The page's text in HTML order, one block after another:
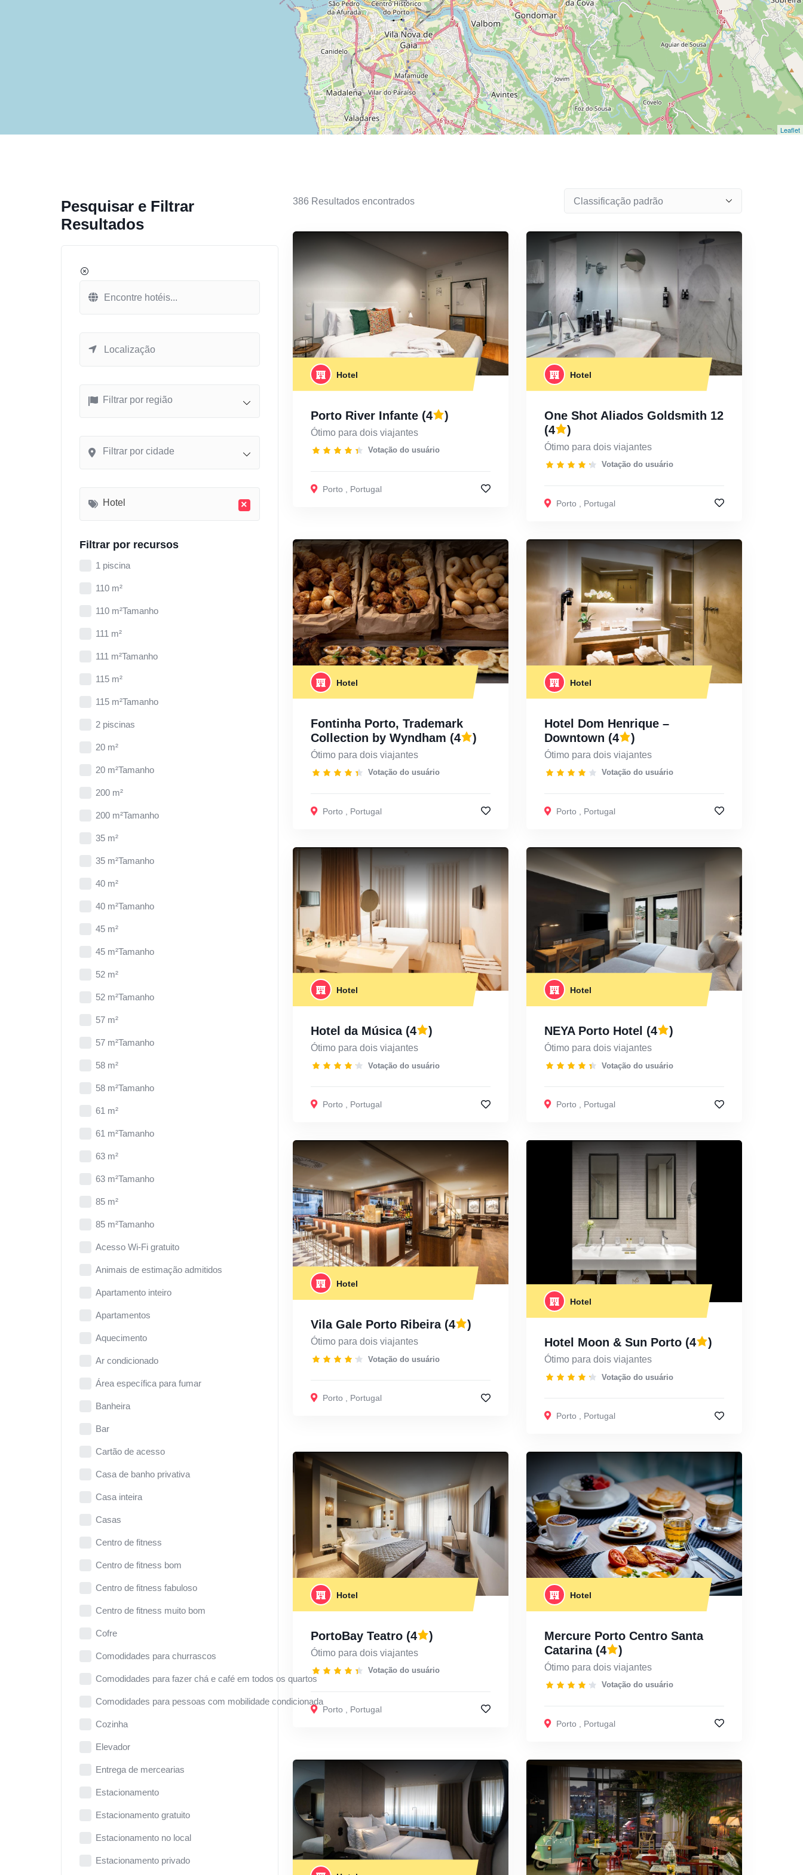
Leaflet
Pesquisar e Filtrar
Resultados
Filtrar por região
Filtrar por cidade
×
Hotel
Filtrar por recursos
1 piscina
110 m²
110 m²Tamanho
111 m²
111 m²Tamanho
115 m²
115 m²Tamanho
2 piscinas
20 m²
20 m²Tamanho
200 m²
200 m²Tamanho
35 m²
35 m²Tamanho
40 m²
40 m²Tamanho
45 m²
45 m²Tamanho
52 m²
52 m²Tamanho
57 m²
57 m²Tamanho
58 m²
58 m²Tamanho
61 m²
61 m²Tamanho
63 m²
63 m²Tamanho
85 m²
85 m²Tamanho
Acesso Wi-Fi gratuito
Animais de estimação admitidos
Apartamento inteiro
Apartamentos
Aquecimento
Ar condicionado
Área específica para fumar
Banheira
Bar
Cartão de acesso
Casa de banho privativa
Casa inteira
Casas
Centro de fitness
Centro de fitness bom
Centro de fitness fabuloso
Centro de fitness muito bom
Cofre
Comodidades para churrascos
Comodidades para fazer chá e café em todos os quartos
Comodidades para pessoas com mobilidade condicionada
Cozinha
Elevador
Entrega de mercearias
Estacionamento
Estacionamento gratuito
Estacionamento no local
Estacionamento privado
386 Resultados encontrados
Hotel
Porto River Infante(4 )
Ótimo para dois viajantes
Votação do usuário
Porto Portugal
Hotel
One Shot Aliados Goldsmith 12
(4
)
Ótimo para dois viajantes
Votação do usuário
Porto Portugal
Hotel
Fontinha Porto, Trademark
Collection by Wyndham (4 )
Ótimo para dois viajantes
Votação do usuário
Porto Portugal
Hotel
Hotel Dom Henrique –
Downtown (4 )
Ótimo para dois viajantes
Votação do usuário
Porto Portugal
Hotel
Hotel da Música(4 )
Ótimo para dois viajantes
Votação do usuário
Porto , Portugal
Hotel
NEYA Porto Hotel (4 )
Ótimo para dois viajantes
Votação do usuário
Porto , Portugal
Hotel
Vila Gale Porto Ribeira(4 )
Ótimo para dois viajantes
Votação do usuário
Porto Portugal
Hotel
Hotel Moon & Sun Porto(4 )
Ótimo para dois viajantes
Votação do usuário
Porto Portugal
Hotel
PortoBay Teatro(4 )
Ótimo para dois viajantes
Votação do usuário
Porto Portugal
Hotel
Mercure Porto Centro Santa
Catarina(4 )
Ótimo para dois viajantes
Votação do usuário
Porto Portugal